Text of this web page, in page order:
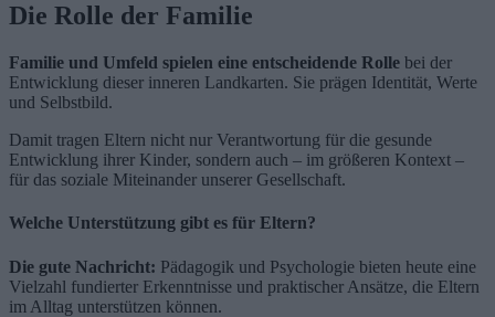
Die Rolle der Familie
Familie und Umfeld spielen eine entscheidende Rolle bei der
Entwicklung dieser inneren Landkarten. Sie prägen Identität, Werte
und Selbstbild.
Damit tragen Eltern nicht nur Verantwortung für die gesunde
Entwicklung ihrer Kinder, sondern auch – im größeren Kontext –
für das soziale Miteinander unserer Gesellschaft.
Welche Unterstützung gibt es für Eltern?
Die gute Nachricht: Pädagogik und Psychologie bieten heute eine
Vielzahl fundierter Erkenntnisse und praktischer Ansätze, die Eltern
im Alltag unterstützen können.